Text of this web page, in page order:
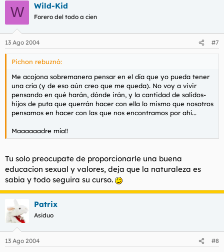
W Wild-Kid
Forero del todo a cien
13 Ago 2004 #7
Pichon rebuznó:
Me acojona sobremanera pensar en el día que yo pueda tener
una cría (y de eso aún creo que me queda). No voy a vivir
pensando en qué harán, dónde irán, y la cantidad de salidos-
hijos de puta que querrán hacer con ella lo mismo que nosotros
pensamos en hacer con las que nos encontramos por ahí...
Maaaaaadre mía!!
Tu solo preocupate de proporcionarle una buena
educacion sexual y valores, deja que la naturaleza es
sabia y todo seguira su curso.
Patrix
Asiduo
13 Ago 2004 #8